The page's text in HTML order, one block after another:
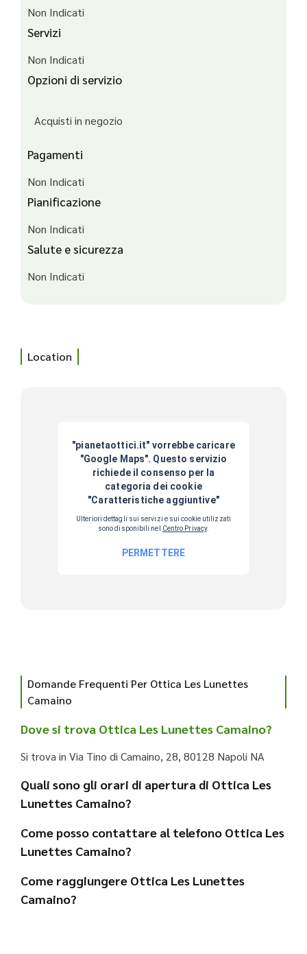
Non Indicati
Servizi
Non Indicati
Opzioni di servizio
Acquisti in negozio
Pagamenti
Non Indicati
Pianificazione
Non Indicati
Salute e sicurezza
Non Indicati
Location
Domande Frequenti Per Ottica Les Lunettes
Camaino
Dove si trova Ottica Les Lunettes Camaino?
Si trova in Via Tino di Camaino, 28, 80128 Napoli NA
Quali sono gli orari di apertura di Ottica Les
Lunettes Camaino?
Come posso contattare al telefono Ottica Les
Lunettes Camaino?
Come raggiungere Ottica Les Lunettes
Camaino?